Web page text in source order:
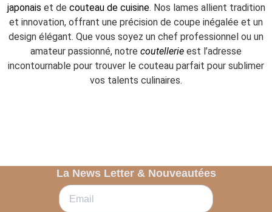
japonais et de couteau de cuisine. Nos lames allient tradition
et innovation, offrant une précision de coupe inégalée et un
design élégant. Que vous soyez un chef professionnel ou un
amateur passionné, notre coutellerie est l’adresse
incontournable pour trouver le couteau parfait pour sublimer
vos talents culinaires.
La News Letter & Nouveautées